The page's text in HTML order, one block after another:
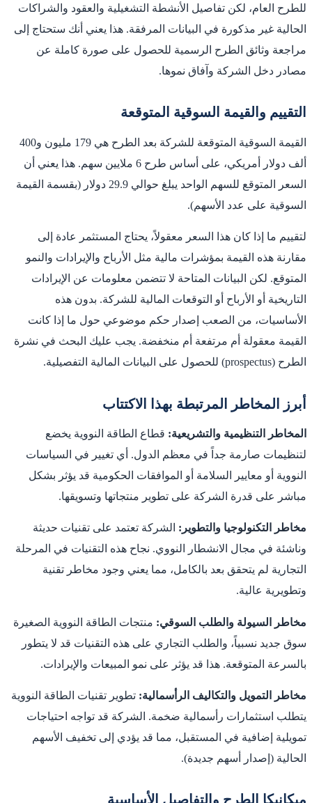
للطرح العام، لكن تفاصيل الأنشطة التشغيلية والعقود والشراكات
الحالية غير مذكورة في البيانات المرفقة. هذا يعني أنك ستحتاج إلى
مراجعة وثائق الطرح الرسمية للحصول على صورة كاملة عن
مصادر دخل الشركة وآفاق نموها.
التقييم والقيمة السوقية المتوقعة
القيمة السوقية المتوقعة للشركة بعد الطرح هي 179 مليون و400
ألف دولار أمريكي، على أساس طرح 6 ملايين سهم. هذا يعني أن
السعر المتوقع للسهم الواحد يبلغ حوالي 29.9 دولار (بقسمة القيمة
السوقية على عدد الأسهم).
لتقييم ما إذا كان هذا السعر معقولاً، يحتاج المستثمر عادة إلى
مقارنة هذه القيمة بمؤشرات مالية مثل الأرباح والإيرادات والنمو
المتوقع. لكن البيانات المتاحة لا تتضمن معلومات عن الإيرادات
التاريخية أو الأرباح أو التوقعات المالية للشركة. بدون هذه
الأساسيات، من الصعب إصدار حكم موضوعي حول ما إذا كانت
القيمة معقولة أم مرتفعة أم منخفضة. يجب عليك البحث في نشرة
الطرح (prospectus) للحصول على البيانات المالية التفصيلية.
أبرز المخاطر المرتبطة بهذا الاكتتاب
المخاطر التنظيمية والتشريعية: قطاع الطاقة النووية يخضع
لتنظيمات صارمة جداً في معظم الدول. أي تغيير في السياسات
النووية أو معايير السلامة أو الموافقات الحكومية قد يؤثر بشكل
مباشر على قدرة الشركة على تطوير منتجاتها وتسويقها.
مخاطر التكنولوجيا والتطوير: الشركة تعتمد على تقنيات حديثة
وناشئة في مجال الانشطار النووي. نجاح هذه التقنيات في المرحلة
التجارية لم يتحقق بعد بالكامل، مما يعني وجود مخاطر تقنية
وتطويرية عالية.
مخاطر السيولة والطلب السوقي: منتجات الطاقة النووية الصغيرة
سوق جديد نسبياً، والطلب التجاري على هذه التقنيات قد لا يتطور
بالسرعة المتوقعة. هذا قد يؤثر على نمو المبيعات والإيرادات.
مخاطر التمويل والتكاليف الرأسمالية: تطوير تقنيات الطاقة النووية
يتطلب استثمارات رأسمالية ضخمة. الشركة قد تواجه احتياجات
تمويلية إضافية في المستقبل، مما قد يؤدي إلى تخفيف الأسهم
الحالية (إصدار أسهم جديدة).
ميكانيكا الطرح والتفاصيل الأساسية